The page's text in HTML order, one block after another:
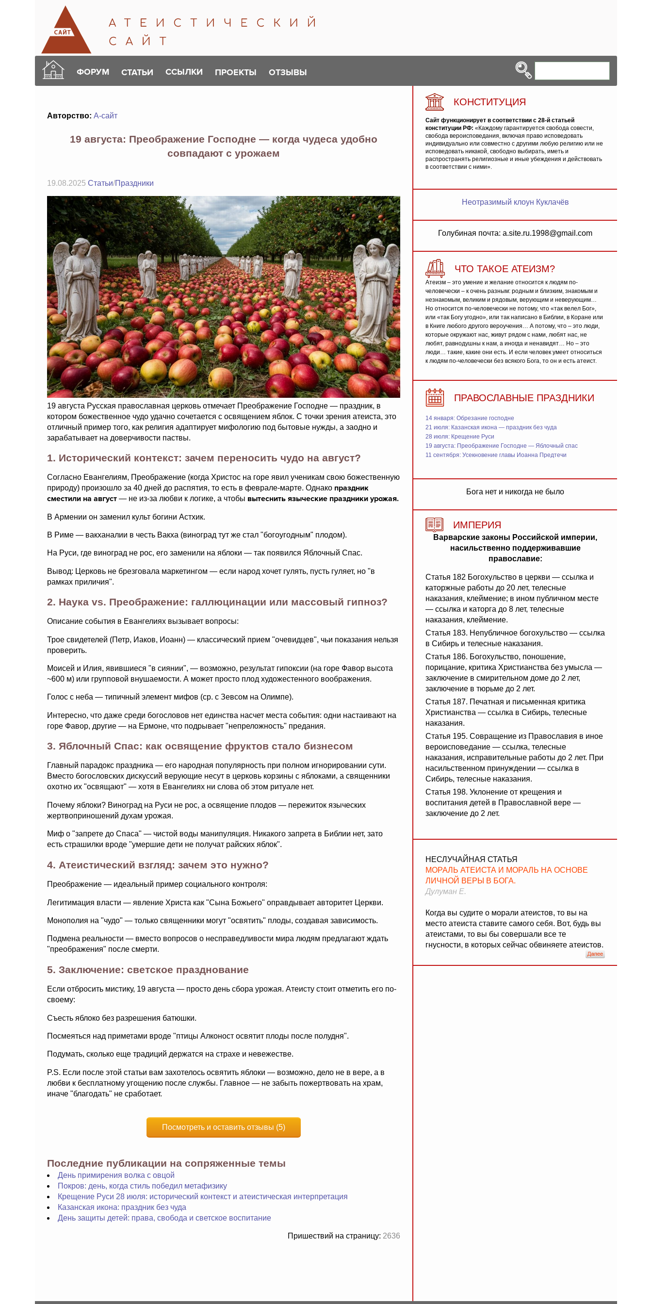
ФОРУМ СТАТЬИ ССЫЛКИ ПРОЕКТЫ ОТЗЫВЫ
Авторство: А-сайт
19 августа: Преображение Господне — когда чудеса удобно
совпадают с урожаем
19.08.2025 Статьи/Праздники
19 августа Русская православная церковь отмечает Преображение Господне — праздник, в
котором божественное чудо удачно сочетается с освящением яблок. С точки зрения атеиста, это
отличный пример того, как религия адаптирует мифологию под бытовые нужды, а заодно и
зарабатывает на доверчивости паствы.
1. Исторический контекст: зачем переносить чудо на август?
Согласно Евангелиям, Преображение (когда Христос на горе явил ученикам свою божественную
природу) произошло за 40 дней до распятия, то есть в феврале-марте. Однако праздник
сместили на август — не из-за любви к логике, а чтобы вытеснить языческие праздники урожая.
В Армении он заменил культ богини Астхик.
В Риме — вакханалии в честь Вакха (виноград тут же стал "богоугодным" плодом).
На Руси, где виноград не рос, его заменили на яблоки — так появился Яблочный Спас.
Вывод: Церковь не брезговала маркетингом — если народ хочет гулять, пусть гуляет, но "в
рамках приличия".
2. Наука vs. Преображение: галлюцинации или массовый гипноз?
Описание события в Евангелиях вызывает вопросы:
Трое свидетелей (Петр, Иаков, Иоанн) — классический прием "очевидцев", чьи показания нельзя
проверить.
Моисей и Илия, явившиеся "в сиянии", — возможно, результат гипоксии (на горе Фавор высота
~600 м) или групповой внушаемости. А может просто плод художестенного воображения.
Голос с неба — типичный элемент мифов (ср. с Зевсом на Олимпе).
Интересно, что даже среди богословов нет единства насчет места события: одни настаивают на
горе Фавор, другие — на Ермоне, что подрывает "непреложность" предания.
3. Яблочный Спас: как освящение фруктов стало бизнесом
Главный парадокс праздника — его народная популярность при полном игнорировании сути.
Вместо богословских дискуссий верующие несут в церковь корзины с яблоками, а священники
охотно их "освящают" — хотя в Евангелиях ни слова об этом ритуале нет.
Почему яблоки? Виноград на Руси не рос, а освящение плодов — пережиток языческих
жертвоприношений духам урожая.
Миф о "запрете до Спаса" — чистой воды манипуляция. Никакого запрета в Библии нет, зато
есть страшилки вроде "умершие дети не получат райских яблок".
4. Атеистический взгляд: зачем это нужно?
Преображение — идеальный пример социального контроля:
Легитимация власти — явление Христа как "Сына Божьего" оправдывает авторитет Церкви.
Монополия на "чудо" — только священники могут "освятить" плоды, создавая зависимость.
Подмена реальности — вместо вопросов о несправедливости мира людям предлагают ждать
"преображения" после смерти.
5. Заключение: светское празднование
Если отбросить мистику, 19 августа — просто день сбора урожая. Атеисту стоит отметить его по-
своему:
Съесть яблоко без разрешения батюшки.
Посмеяться над приметами вроде "птицы Алконост освятит плоды после полудня".
Подумать, сколько еще традиций держатся на страхе и невежестве.
P.S. Если после этой статьи вам захотелось освятить яблоки — возможно, дело не в вере, а в
любви к бесплатному угощению после службы. Главное — не забыть пожертвовать на храм,
иначе "благодать" не сработает.
Посмотреть и оставить отзывы (5)
Последние публикации на сопряженные темы
День примирения волка с овцой
Покров: день, когда стиль победил метафизику
Крещение Руси 28 июля: исторический контекст и атеистическая интерпретация
Казанская икона: праздник без чуда
День защиты детей: права, свобода и светское воспитание
Пришествий на страницу: 2636
КОНСТИТУЦИЯ
Сайт функционирует в соответствии с 28-й статьей
конституции РФ: «Каждому гарантируется свобода совести,
свобода вероисповедания, включая право исповедовать
индивидуально или совместно с другими любую религию или не
исповедовать никакой, свободно выбирать, иметь и
распространять религиозные и иные убеждения и действовать
в соответствии с ними».
Неотразимый клоун Куклачёв
Голубиная почта: a.site.ru.1998@gmail.com
ЧТО ТАКОЕ АТЕИЗМ?
Атеизм – это умение и желание относится к людям по-
человечески – к очень разным: родным и близким, знакомым и
незнакомым, великим и рядовым, верующим и неверующим…
Но относится по-человечески не потому, что «так велел Бог»,
или «так Богу угодно», или так написано в Библии, в Коране или
в Книге любого другого вероучения… А потому, что – это люди,
которые окружают нас, живут рядом с нами, любят нас, не
любят, равнодушны к нам, а иногда и ненавидят… Но – это
люди… такие, какие они есть. И если человек умеет относиться
к людям по-человечески без всякого Бога, то он и есть атеист.
ПРАВОСЛАВНЫЕ ПРАЗДНИКИ
14 января: Обрезание господне
21 июля: Казанская икона — праздник без чуда
28 июля: Крещение Руси
19 августа: Преображение Господне — Яблочный спас
11 сентября: Усекновение главы Иоанна Предтечи
Бога нет и никогда не было
ИМПЕРИЯ
Варварские законы Российской империи,
насильственно поддерживавшие
православие:
Статья 182 Богохульство в церкви — ссылка и
каторжные работы до 20 лет, телесные
наказания, клеймение; в ином публичном месте
— ссылка и каторга до 8 лет, телесные
наказания, клеймение.
Статья 183. Непубличное богохульство — ссылка
в Сибирь и телесные наказания.
Статья 186. Богохульство, поношение,
порицание, критика Христианства без умысла —
заключение в смирительном доме до 2 лет,
заключение в тюрьме до 2 лет.
Статья 187. Печатная и письменная критика
Христианства — ссылка в Сибирь, телесные
наказания.
Статья 195. Совращение из Православия в иное
вероисповедание — ссылка, телесные
наказания, исправительные работы до 2 лет. При
насильственном принуждении — ссылка в
Сибирь, телесные наказания.
Статья 198. Уклонение от крещения и
воспитания детей в Православной вере —
заключение до 2 лет.
НЕСЛУЧАЙНАЯ СТАТЬЯ
МОРАЛЬ АТЕИСТА И МОРАЛЬ НА ОСНОВЕ
ЛИЧНОЙ ВЕРЫ В БОГА.
Дулуман Е.
Когда вы судите о морали атеистов, то вы на
место атеиста ставите самого себя. Вот, будь вы
атеистами, то вы бы совершали все те
гнусности, в которых сейчас обвиняете атеистов.